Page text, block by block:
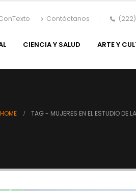
Contáctanos
CIENCIA Y SALUD ARTE Y
HOME TAG - MUJERES EN EL ESTUDIO DE